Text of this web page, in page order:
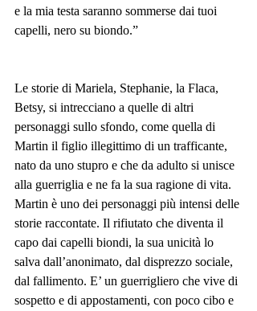
e la mia testa saranno sommerse dai tuoi
capelli, nero su biondo.”
Le storie di Mariela, Stephanie, la Flaca,
Betsy, si intrecciano a quelle di altri
personaggi sullo sfondo, come quella di
Martin il figlio illegittimo di un trafficante,
nato da uno stupro e che da adulto si unisce
alla guerriglia e ne fa la sua ragione di vita.
Martin è uno dei personaggi più intensi delle
storie raccontate. Il rifiutato che diventa il
capo dai capelli biondi, la sua unicità lo
salva dall’anonimato, dal disprezzo sociale,
dal fallimento. E’ un guerrigliero che vive di
sospetto e di appostamenti, con poco cibo e